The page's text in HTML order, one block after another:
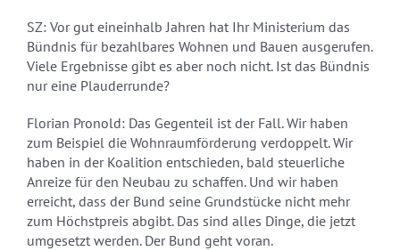
SZ: Vor gut eineinhalb Jahren hat Ihr Ministerium das
Bündnis für bezahlbares Wohnen und Bauen ausgerufen.
Viele Ergebnisse gibt es aber noch nicht. Ist das Bündnis
nur eine Plauderrunde?
Florian Pronold: Das Gegenteil ist der Fall. Wir haben
zum Beispiel die Wohnraumförderung verdoppelt. Wir
haben in der Koalition entschieden, bald steuerliche
Anreize für den Neubau zu schaffen. Und wir haben
erreicht, dass der Bund seine Grundstücke nicht mehr
zum Höchstpreis abgibt. Das sind alles Dinge, die jetzt
umgesetzt werden. Der Bund geht voran.